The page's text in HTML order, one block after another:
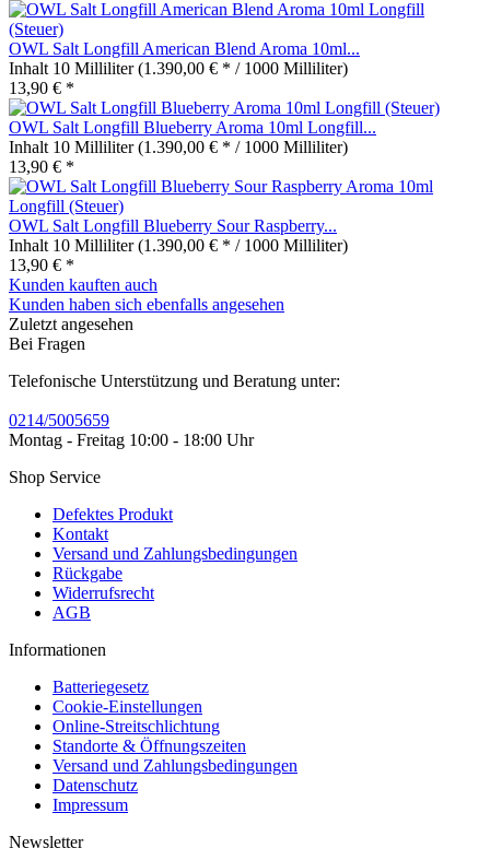
OWL Salt Longfill American Blend Aroma 10ml...
Inhalt 10 Milliliter(1.390,00 € * / 1000 Milliliter)
13,90 € *
OWL Salt Longfill Blueberry Aroma 10ml Longfill...
Inhalt 10 Milliliter(1.390,00 € * / 1000 Milliliter)
13,90 € *
OWL Salt Longfill Blueberry Sour Raspberry...
Inhalt 10 Milliliter(1.390,00 € * / 1000 Milliliter)
13,90 € *
Kunden kauften auch
Kunden haben sich ebenfalls angesehen
Zuletzt angesehen
Bei Fragen
Telefonische Unterstützung und Beratung unter:
0214/5005659
Montag - Freitag 10:00 - 18:00 Uhr
Shop Service
Defektes Produkt
Kontakt
Versand und Zahlungsbedingungen
Rückgabe
Widerrufsrecht
AGB
Informationen
Batteriegesetz
Cookie-Einstellungen
Online-Streitschlichtung
Standorte & Öffnungszeiten
Versand und Zahlungsbedingungen
Datenschutz
Impressum
Newsletter